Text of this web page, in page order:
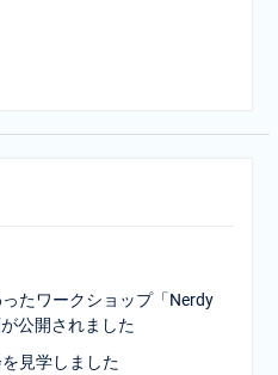
たワークショップ「Nerdy
公開されました
見学しました